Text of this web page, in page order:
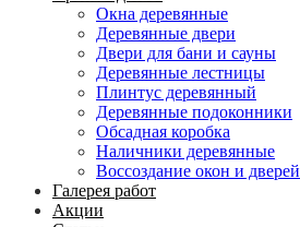
Окна деревянные
Деревянные двери
Двери для бани и сауны
Деревянные лестницы
Плинтус деревянный
Деревянные подоконники
Обсадная коробка
Наличники деревянные
Воссоздание окон и дверей
Галерея работ
Акции